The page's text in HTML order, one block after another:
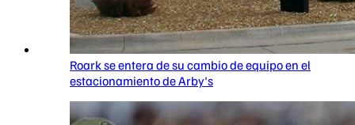
Roark se entera de su cambio de equipo en el
estacionamiento de Arby's